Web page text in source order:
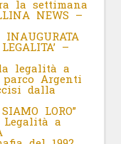
la settimana
NEWS –
–
legalità a
Argenti
dalla
LORO”
a